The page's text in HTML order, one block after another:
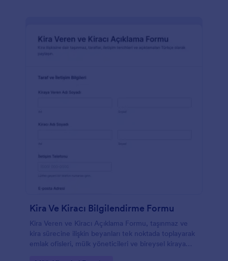
Kira Ve Kiracı Bilgilendirme Formu
Kira Veren ve Kiracı Açıklama Formu, taşınmaz ve
kira sürecine ilişkin beyanları tek noktada toplayarak
emlak ofisleri, mülk yöneticileri ve bireysel kiraya